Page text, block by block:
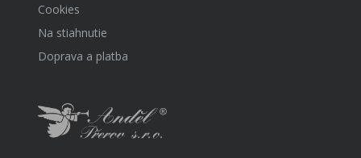
Cookies
Na stiahnutie
Doprava a platba